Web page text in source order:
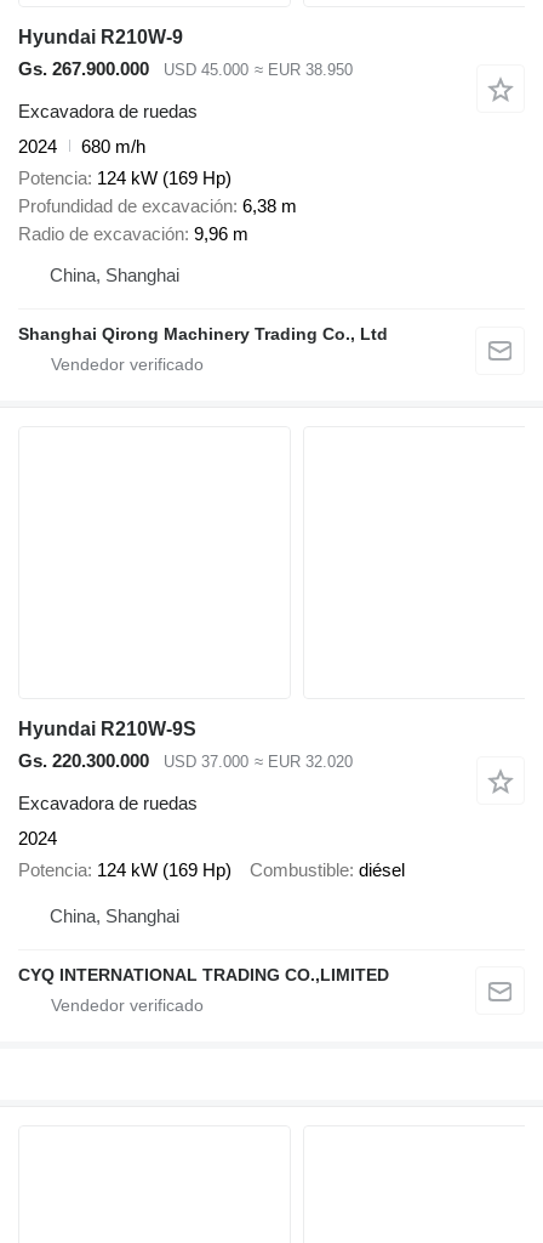
Hyundai R210W-9
Gs. 267.900.000
USD 45.000 ≈ EUR 38.950
Excavadora de ruedas
2024
680 m/h
Potencia 124 kW (169 Hp)
Profundidad de excavación 6,38 m
Radio de excavación 9,96 m
China, Shanghai
Shanghai Qirong Machinery Trading Co., Ltd
Hyundai R210W-9S
Gs. 220.300.000
USD 37.000 ≈ EUR 32.020
Excavadora de ruedas
2024
Potencia 124 kW (169 Hp) Combustible diésel
China, Shanghai
CYQ INTERNATIONAL TRADING CO.,LIMITED